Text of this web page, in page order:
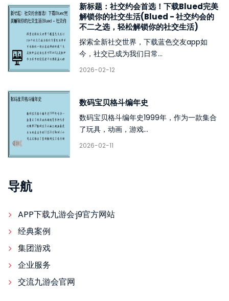
新标题：社交约会首选！下载Blued完美
解锁你的社交生活(Blued - 社交约会的
不二之选，轻松解锁你的社交生活)
探索全新社交世界，下载蓝色交友app如
今，社交已成为我们日常...
2026-02-12
数码宝贝格斗编年史
数码宝贝格斗编年史1999年，作为一款集合
了玩具，动画，游戏...
2026-02-11
导航
APP下载九游会·j9官方网站
经典案例
集团游戏
企业服务
交流九游会官网